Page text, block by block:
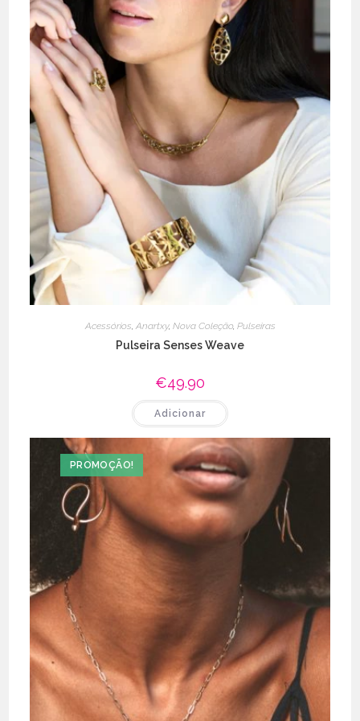
Acessórios, Anartxy, Nova Coleção, Pulseiras
Pulseira Senses Weave
€49.90
Adicionar
PROMOÇÃO!